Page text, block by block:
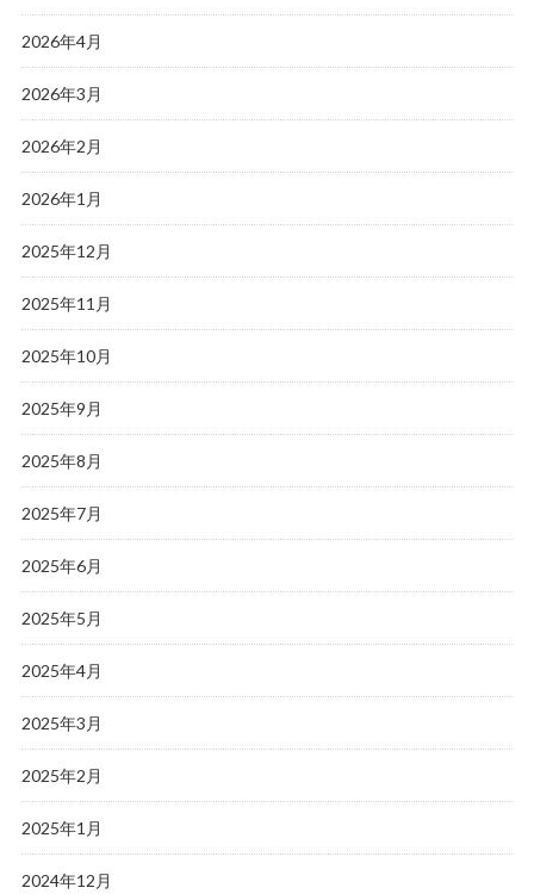
2026年4月
2026年3月
2026年2月
2026年1月
2025年12月
2025年11月
2025年10月
2025年9月
2025年8月
2025年7月
2025年6月
2025年5月
2025年4月
2025年3月
2025年2月
2025年1月
2024年12月